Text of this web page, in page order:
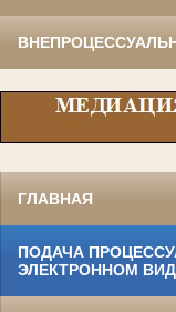
ГЛАВНАЯ
ПОДАЧА
ЭЛЕКТРОННОМ